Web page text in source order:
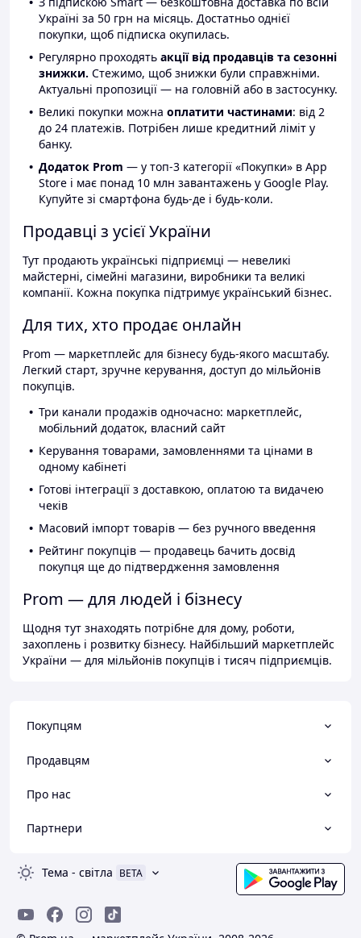
Україні за 50 грн на місяць. Достатньо однієї
покупки, щоб підписка окупилась.
Регулярно проходять акції від продавців та сезонні
знижки. Стежимо, щоб знижки були справжніми.
Актуальні пропозиції — на головній або в застосунку.
Великі покупки можна оплатити частинами: від 2
до 24 платежів. Потрібен лише кредитний ліміт у
банку.
Додаток Prom — у топ-3 категорії «Покупки» в App
Store і має понад 10 млн завантажень у Google Play.
Купуйте зі смартфона будь-де і будь-коли.
Продавці з усієї України
Тут продають українські підприємці — невеликі
майстерні, сімейні магазини, виробники та великі
компанії. Кожна покупка підтримує український бізнес.
Для тих, хто продає онлайн
Prom — маркетплейс для бізнесу будь-якого масштабу.
Легкий старт, зручне керування, доступ до мільйонів
покупців.
Три канали продажів одночасно: маркетплейс,
мобільний додаток, власний сайт
Керування товарами, замовленнями та цінами в
одному кабінеті
Готові інтеграції з доставкою, оплатою та видачею
чеків
Масовий імпорт товарів — без ручного введення
Рейтинг покупців — продавець бачить досвід
покупця ще до підтвердження замовлення
Prom — для людей і бізнесу
Щодня тут знаходять потрібне для дому, роботи,
захоплень і розвитку бізнесу. Найбільший маркетплейс
України — для мільйонів покупців і тисяч підприємців.
Покупцям
Продавцям
Про нас
Партнери
Тема - світла BETA